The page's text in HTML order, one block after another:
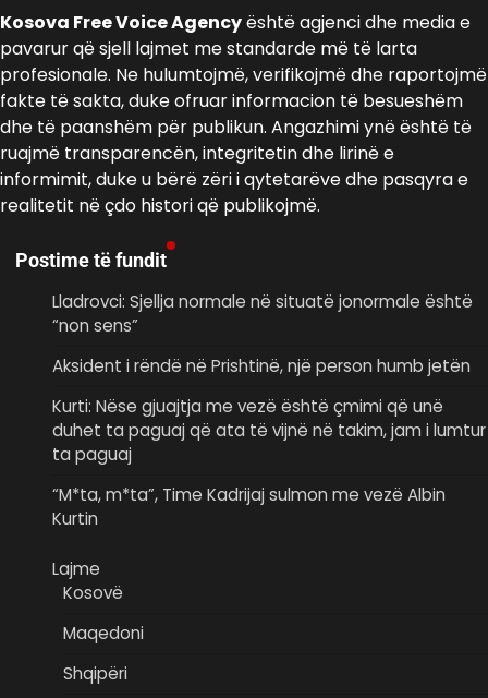
Kosova Free Voice Agencyështë agjenci dhe media e
pavarur që sjell lajmet me standarde më të larta
profesionale. Ne hulumtojmë, verifikojmë dhe raportojmë
fakte të sakta, duke ofruar informacion të besueshëm
dhe të paanshëm për publikun. Angazhimi ynë është të
ruajmë transparencën, integritetin dhe lirinë e
informimit, duke u bërë zëri i qytetarëve dhe pasqyra e
realitetit në çdo histori që publikojmë.
Postime të fundit
Lladrovci: Sjellja normale në situatë jonormale është
“non sens”
Aksident i rëndë në Prishtinë, një person humb jetën
Kurti: Nëse gjuajtja me vezë është çmimi që unë
duhet ta paguaj që ata të vijnë në takim, jam i lumtur
ta paguaj
“M*ta, m*ta”, Time Kadrijaj sulmon me vezë Albin
Kurtin
Lajme
Kosovë
Maqedoni
Shqipëri